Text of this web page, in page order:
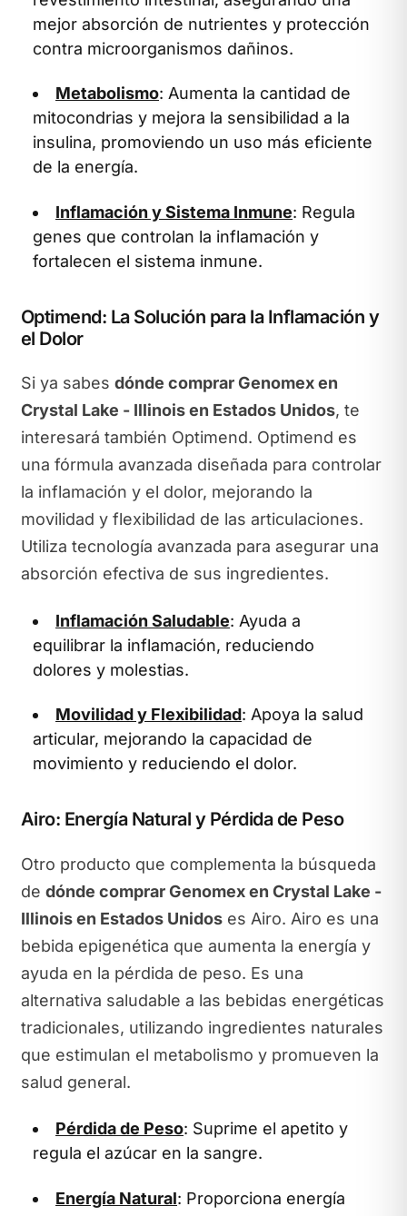
mejor absorción de nutrientes y protección
contra microorganismos dañinos.
Metabolismo: Aumenta la cantidad de
mitocondrias y mejora la sensibilidad a la
insulina, promoviendo un uso más eficiente
de la energía.
Inflamación y Sistema Inmune: Regula
genes que controlan la inflamación y
fortalecen el sistema inmune.
Optimend: La Solución para la Inflamación y
el Dolor
Si ya sabes dónde comprar Genomex en
Crystal Lake - Illinois en Estados Unidos, te
interesará también Optimend. Optimend es
una fórmula avanzada diseñada para controlar
la inflamación y el dolor, mejorando la
movilidad y flexibilidad de las articulaciones.
Utiliza tecnología avanzada para asegurar una
absorción efectiva de sus ingredientes.
Inflamación Saludable: Ayuda a
equilibrar la inflamación, reduciendo
dolores y molestias.
Movilidad y Flexibilidad: Apoya la salud
articular, mejorando la capacidad de
movimiento y reduciendo el dolor.
Airo: Energía Natural y Pérdida de Peso
Otro producto que complementa la búsqueda
de dónde comprar Genomex en Crystal Lake -
Illinois en Estados Unidoses Airo. Airo es una
bebida epigenética que aumenta la energía y
ayuda en la pérdida de peso. Es una
alternativa saludable a las bebidas energéticas
tradicionales, utilizando ingredientes naturales
que estimulan el metabolismo y promueven la
salud general.
Pérdida de Peso: Suprime el apetito y
regula el azúcar en la sangre.
Energía Natural: Proporciona energía